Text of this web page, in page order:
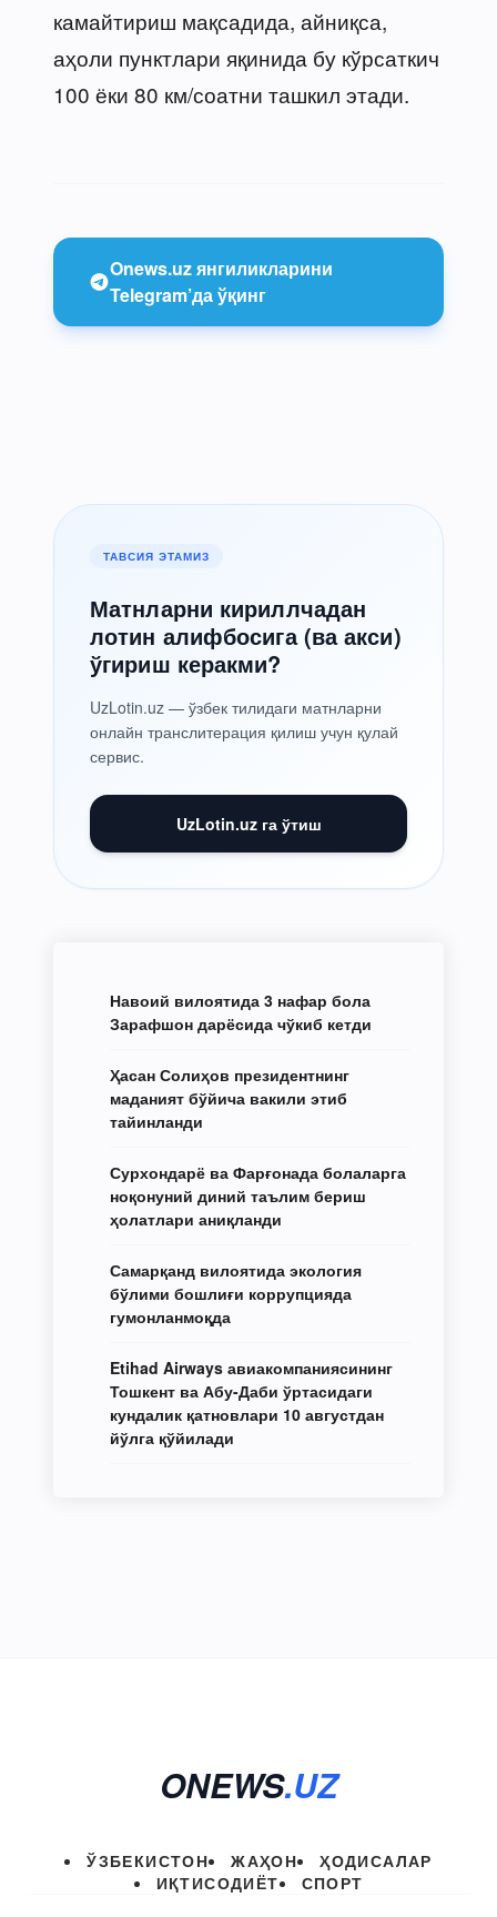
камайтириш мақсадида, айниқса,
аҳоли пунктлари яқинида бу кўрсаткич
100 ёки 80 км/соатни ташкил этади.
Onews.uz янгиликларини
Telegram’да ўқинг
ТАВСИЯ ЭТАМИЗ
Матнларни кириллчадан
лотин алифбосига (ва акси)
ўгириш керакми?
UzLotin.uz — ўзбек тилидаги матнларни
онлайн транслитерация қилиш учун қулай
сервис.
UzLotin.uz га ўтиш
Навоий вилоятида 3 нафар бола
Зарафшон дарёсида чўкиб кетди
Ҳасан Солиҳов президентнинг
маданият бўйича вакили этиб
тайинланди
Сурхондарё ва Фарғонада болаларга
ноқонуний диний таълим бериш
ҳолатлари аниқланди
Самарқанд вилоятида экология
бўлими бошлиғи коррупцияда
гумонланмоқда
Etihad Airways авиакомпаниясининг
Тошкент ва Абу-Даби ўртасидаги
кундалик қатновлари 10 августдан
йўлга қўйилади
ONEWS.UZ
ЎЗБЕКИСТОН ЖАҲОН
ҲОДИСАЛАР
ИҚТИСОДИЁТ
СПОРТ